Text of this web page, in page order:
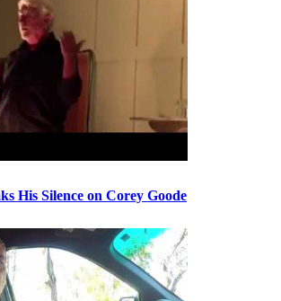
His Silence on Corey Goode